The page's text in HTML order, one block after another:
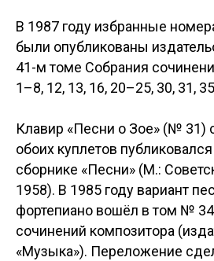
В 1987 году избранные
были опубликованы
41-м томе Собрания
1–8, 12, 13, 16, 20–25, 30, 31,
Клавир «Песни о Зое» (№ 31)
обоих куплетов
сборнике «Песни» (М.:
1958). В 1985 году вариант
фортепиано вошёл в том №
сочинений композитора
«Музыка»). Переложение